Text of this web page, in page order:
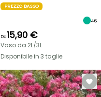
PREZZO BASSO
46
Da15,90 €
Vaso da 2L/3L
Disponibile in 3 taglie